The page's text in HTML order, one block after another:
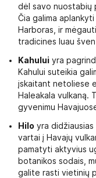
dėl savo nuostabių
Čia galima
Harboras, ir
tradicines luau
Kahului yra
Kahului suteikia
įskaitant netoliese
Haleakala vulkaną.
gyvenimu
Hilo yra
vartai į Havajų
pamatyti aktyvius
botanikos sodais,
galite rasti vietinių